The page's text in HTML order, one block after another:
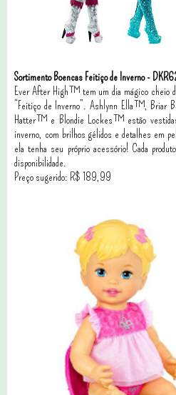
Sortimento Boencas Feitiço de Inverno -
Ever After High™ tem um dia mágico cheio
“Feitiço de Inverno”. Ashlynn Ella™,
Hatter™ e Blondie Lockes™ estão
inverno, com brilhos gélidos e detalhes em
ela tenha seu próprio acessório! Cada
disponibilidade.
Preço sugerido: R$ 189,99